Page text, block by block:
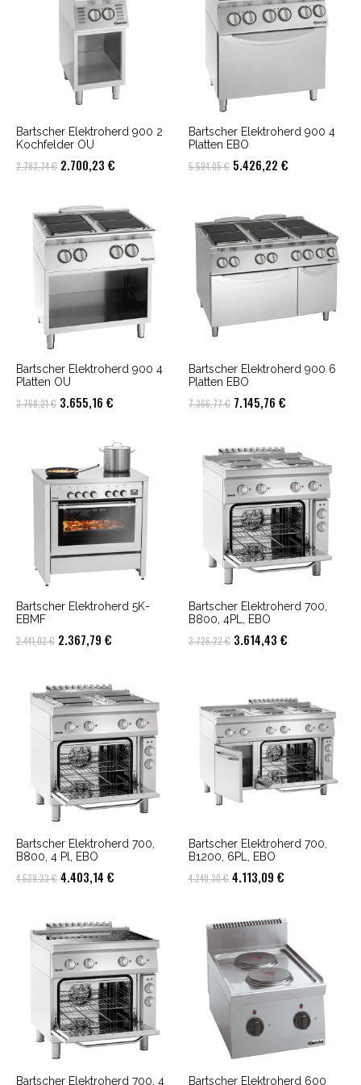
Bartscher Elektroherd 900 2
Kochfelder OU
2.783,74€ Ursprünglicher
war:
2.783,74 €
2.700,23 €
ist:
2.700,23 €.
Bartscher Elektroherd 900 4
Platten EBO
5.594,05€ Ursprünglicher
5.594,05 €
5.426,22 €
5.426,22 €.
Bartscher Elektroherd 900 4
Platten OU
3.768,21€ Ursprünglicher
3.768,21 €
3.655,16 €
ist:
Bartscher Elektroherd 900 6
Platten EBO
7.366,77€ Ursprünglicher
7.366,77 €
7.145,76 €
7.145,76 €.
Bartscher Elektroherd 5K-
EBMF
2.441,02€ Ursprünglicher
2.441,02 €
2.367,79 €
2.367,79 €.
Bartscher Elektroherd 700,
B800, 4PL, EBO
3.726,22€ Ursprünglicher
3.726,22 €
3.614,43 €
3.614,43 €.
Bartscher Elektroherd 700,
B800, 4 Pl, EBO
4.539,33€ Ursprünglicher
4.539,33 €
4.403,14 €
4.403,14 €.
Bartscher Elektroherd 700,
B1200, 6PL, EBO
4.240,30€ Ursprünglicher
war:
4.240,30 €
4.113,09 €
ist:
Bartscher Elektroherd 700, 4 Bartscher Elektroherd 600